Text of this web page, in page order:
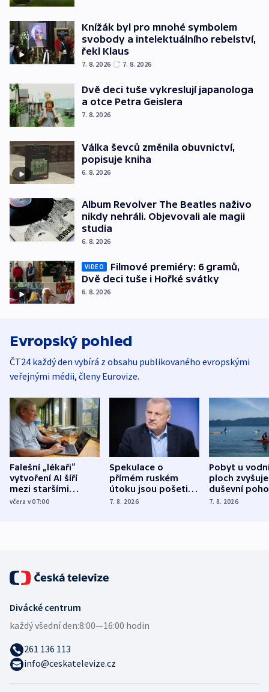
Knížák byl pro mnohé symbolem
svobody a intelektuálního rebelství,
řekl Klaus
7. 8. 2026 7. 8. 2026
Dvě deci tuše vykreslují japanologa
a otce Petra Geislera
7. 8. 2026
Válka ševců změnila obuvnictví,
popisuje kniha
6. 8. 2026
Album Revolver The Beatles naživo
nikdy nehráli. Objevovali ale magii
studia
6. 8. 2026
VIDEO
Filmové premiéry: 6 gramů,
Dvě deci tuše i Hořké svátky
6. 8. 2026
Evropský pohled
ČT24 každý den vybírá z obsahu publikovaného evropskými
veřejnými médii, členy Eurovize.
Falešní „lékaři“
vytvoření AI šíří
mezi staršími
Poláky nebezpečné
včera v 07:00
Spekulace o
přímém ruském
útoku jsou pošetilé,
míní estonský
7. 8. 2026
Pobyt u
ploch zvyšuje
duševní
ukázala
7. 8. 2026
Divácké centrum
každý všední den:8:00—16:00 hodin
261 136 113
info@ceskatelevize.cz